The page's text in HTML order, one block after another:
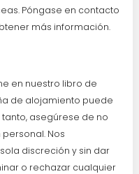
Póngase en contacto
más información.
en nuestro libro de
de alojamiento puede
asegúrese de no
Nos
discreción y sin dar
o rechazar cualquier